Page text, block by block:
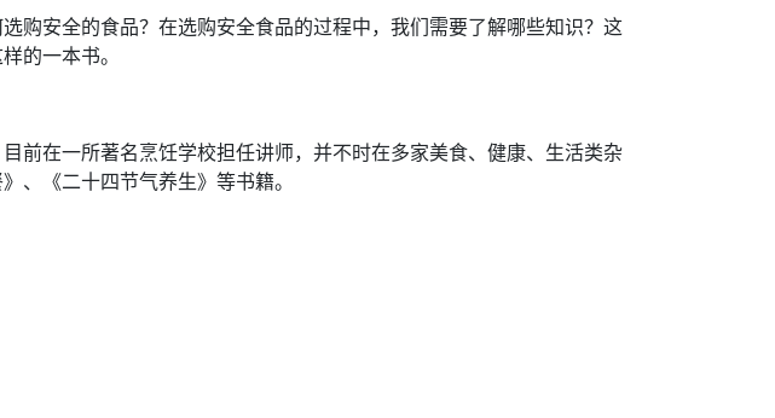
购安全的食品？在选购安全食品的过程中，我们需要了解哪些知识？这
的一本书。
前在一所著名烹饪学校担任讲师，并不时在多家美食、健康、生活类杂
、《二十四节气养生》等书籍。